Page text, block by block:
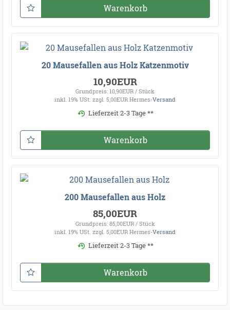
Warenkorb
20 Mausefallen aus Holz Katzenmotiv
10,90EUR
Grundpreis: 10,90EUR / Stück
inkl. 19% USt. zzgl. 5,00EUR Hermes-Versand
Lieferzeit 2-3 Tage **
Warenkorb
200 Mausefallen aus Holz
85,00EUR
Grundpreis: 85,00EUR / Stück
inkl. 19% USt. zzgl. 5,00EUR Hermes-Versand
Lieferzeit 2-3 Tage **
Warenkorb